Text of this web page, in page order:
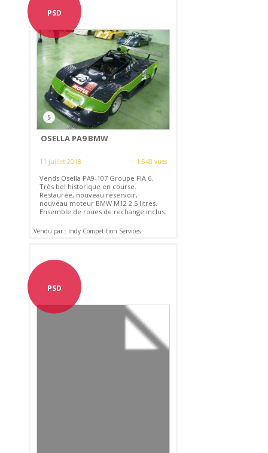
PSD
5
OSELLA PA9 BMW
11 juillet 2018 1 548 vues
Vends Osella PA9-107 Groupe FIA 6.
Très bel historique en course.
Restaurée, nouveau réservoir,
nouveau moteur BMW M12 2.5 litres.
Ensemble de roues de rechange inclus.
Vendu par : Indy Competition Services
PSD